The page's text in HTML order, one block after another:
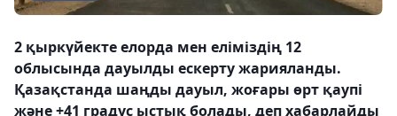
2 қыркүйекте елорда мен еліміздің 12
облысында дауылды ескерту жарияланды.
Қазақстанда шаңды дауыл, жоғары өрт қаупі
және +41 градус ыстық болады, деп хабарлайды